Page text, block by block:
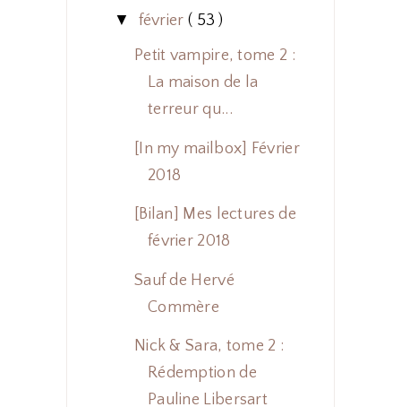
▼ février ( 53 )
Petit vampire, tome 2 :
La maison de la
terreur qu...
[In my mailbox] Février
2018
[Bilan] Mes lectures de
février 2018
Sauf de Hervé
Commère
Nick & Sara, tome 2 :
Rédemption de
Pauline Libersart